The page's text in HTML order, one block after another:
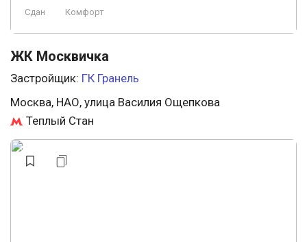
Сдан Комфорт
ЖК Москвичка
Застройщик: ГК Гранель
Москва, НАО, улица Василия Ощепкова
Теплый Стан